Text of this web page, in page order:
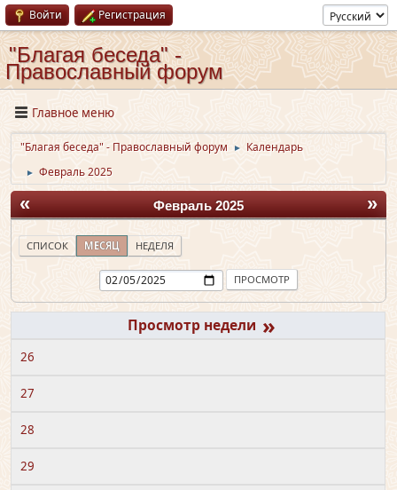
Войти Регистрация
"Благая беседа" -
Православный форум
Главное меню
"Благая беседа" - Православный форум ► Календарь
► Февраль 2025
« »
Февраль 2025
СПИСОК МЕСЯЦ НЕДЕЛЯ
»
26
27
28
29